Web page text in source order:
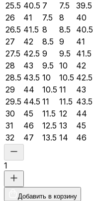
25.5 40.5 7 7.5
39.5
26
41 7.5 8
40
26.5 41.5 8 8.5
40.5
27
42 8.5 9
41
27.5 42.5 9 9.5
41.5
28
43 9.5 10
42
28.5 43.5 10 10.5 42.5
29
44 10.5 11
43
29.5 44.5 11 11.5 43.5
30
45 11.5 12
44
31
46 12.5 13
45
32
47 13.5 14 46
1
Добавить в корзину